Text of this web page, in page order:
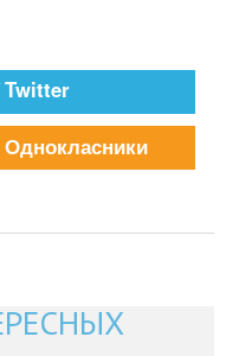
Twitter
Однокласники